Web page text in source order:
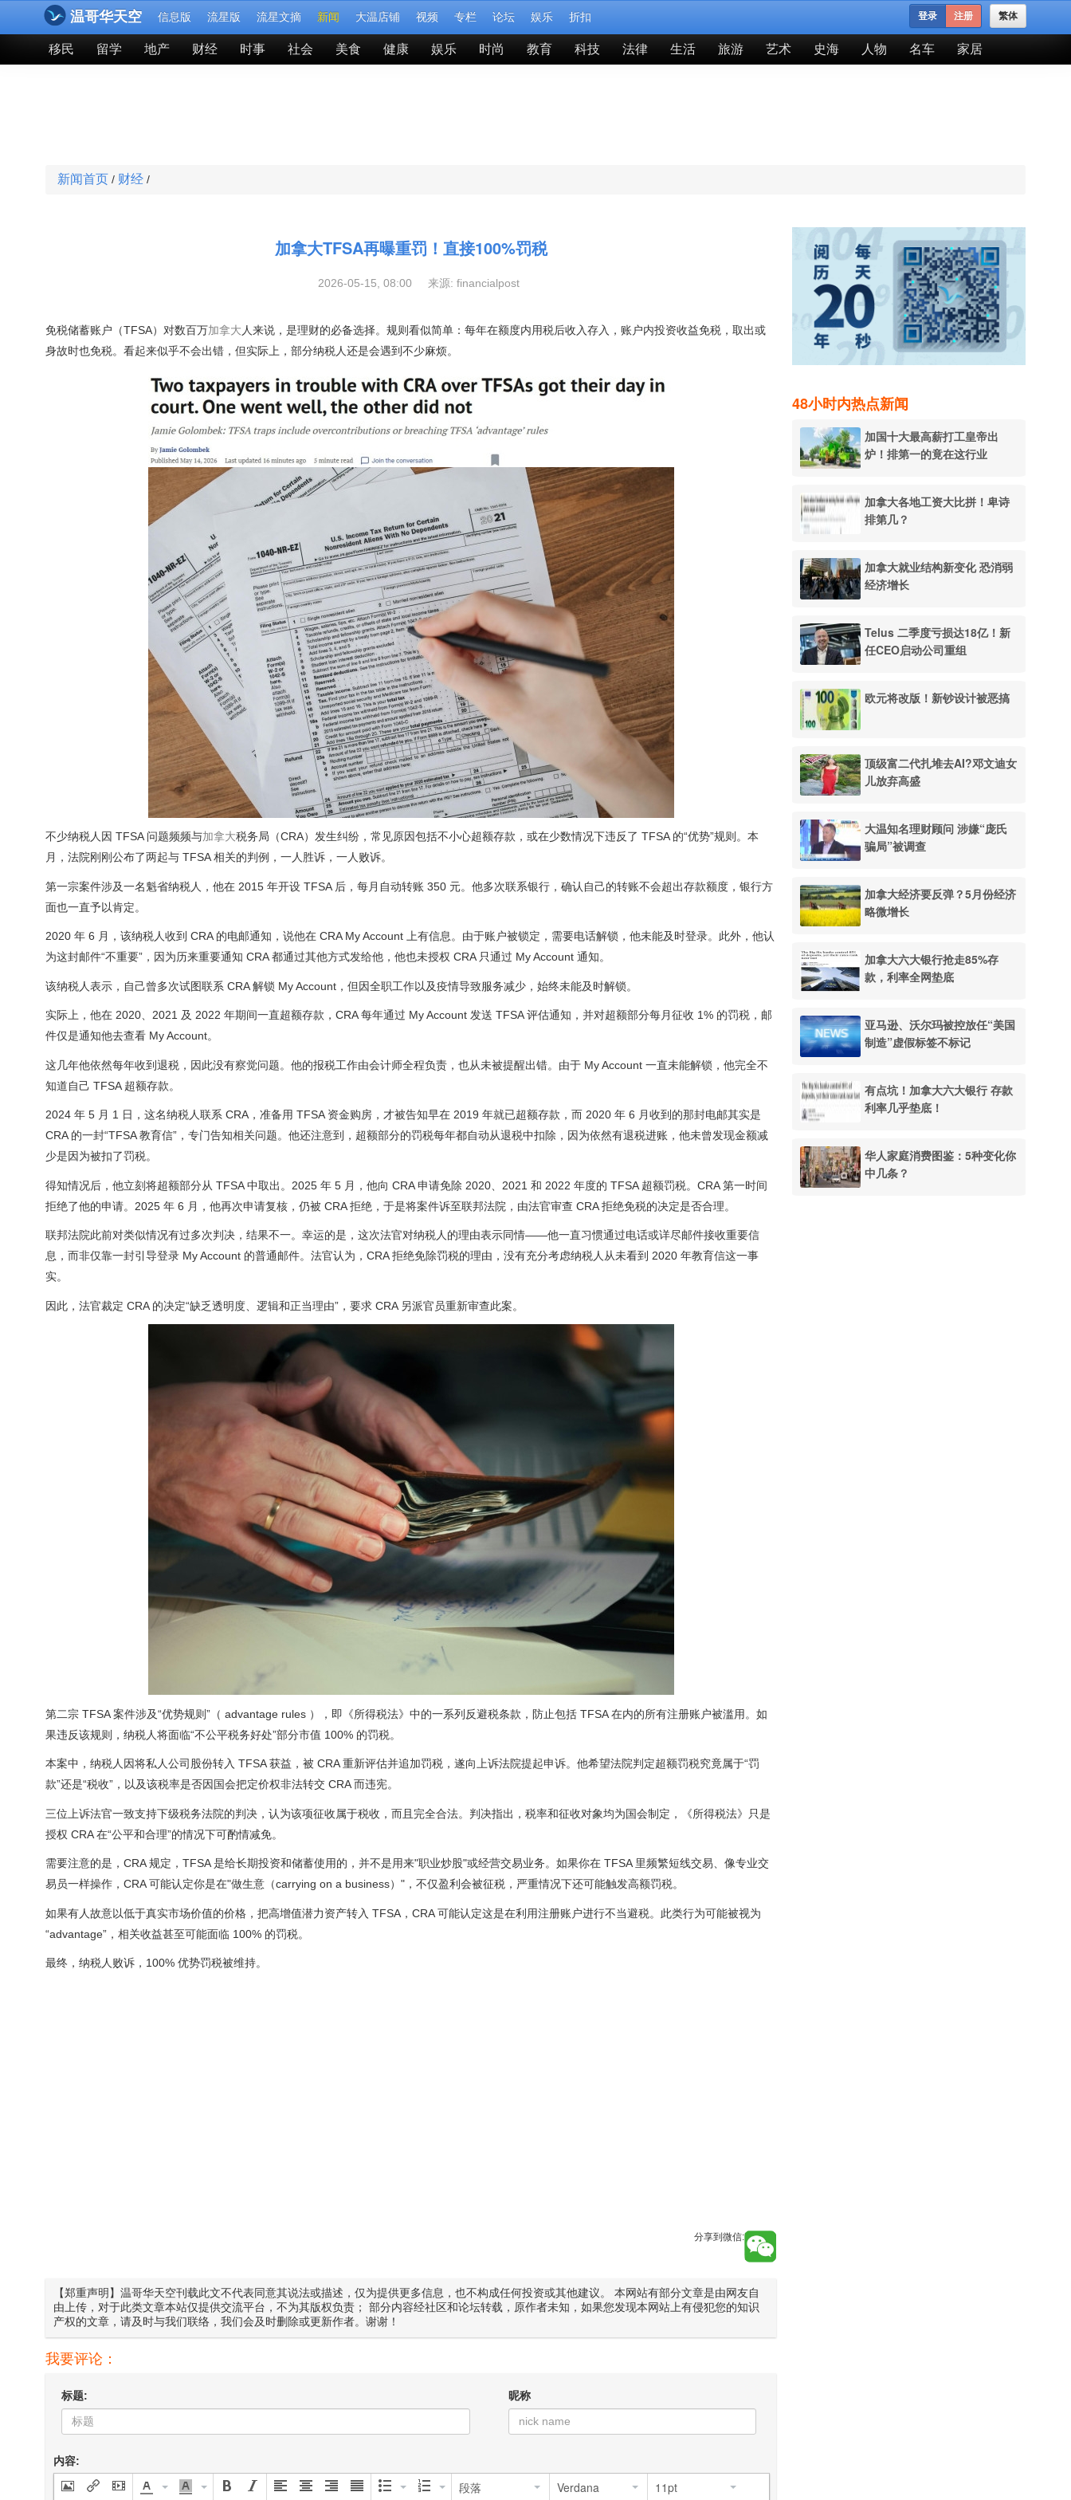
温哥华天空 信息版 流星版 流星文摘 新闻 大温店铺 视频 专栏 论坛 娱乐 折扣 繁体
登录 注册
移民 留学 地产 财经 时事 社会 美食 健康 娱乐 时尚 教育 科技 法律 生活 旅游 艺术 史海 人物 名车 家居
新闻首页 / 财经 /
加拿大TFSA再曝重罚！直接100%罚税
2026-05-15, 08:00 来源:financialpost
免税储蓄账户（TFSA）对数百万加拿大 人来说，是理财的必备选择。规则看似简单：每年在额度内用税后收入存入，账户内投资收益免税，取出或
身故时也免税。看起来似乎不会出错，但实际上，部分纳税人还是会遇到不少麻烦。
不少纳税人因 TFSA 问题频频与加拿大税务局（CRA）发生纠纷，常见原因包括不小心超额存款，或在少数情况下违反了 TFSA 的“优势”规则。本
月，法院刚刚公布了两起与 TFSA 相关的判例，一人胜诉，一人败诉。
第一宗案件涉及一名魁省纳税人，他在 2015 年开设 TFSA 后，每月自动转账 350 元。他多次联系银行，确认自己的转账不会超出存款额度，银行方
面也一直予以肯定。
2020 年 6 月，该纳税人收到 CRA 的电邮通知，说他在 CRA My Account 上有信息。由于账户被锁定，需要电话解锁，他未能及时登录。此外，他认
为这封邮件“不重要”，因为历来重要通知 CRA 都通过其他方式发给他，他也未授权 CRA 只通过 My Account 通知。
该纳税人表示，自己曾多次试图联系 CRA 解锁 My Account，但因全职工作以及疫情导致服务减少，始终未能及时解锁。
实际上，他在 2020、2021 及 2022 年期间一直超额存款，CRA 每年通过 My Account 发送 TFSA 评估通知，并对超额部分每月征收 1% 的罚税，邮
件仅是通知他去查看 My Account。
这几年他依然每年收到退税，因此没有察觉问题。他的报税工作由会计师全程负责，也从未被提醒出错。由于 My Account 一直未能解锁，他完全不
知道自己 TFSA 超额存款。
2024 年 5 月 1 日，这名纳税人联系 CRA，准备用 TFSA 资金购房，才被告知早在 2019 年就已超额存款，而 2020 年 6 月收到的那封电邮其实是
CRA 的一封“TFSA 教育信”，专门告知相关问题。他还注意到，超额部分的罚税每年都自动从退税中扣除，因为依然有退税进账，他未曾发现金额减
少是因为被扣了罚税。
得知情况后，他立刻将超额部分从 TFSA 中取出。2025 年 5 月，他向 CRA 申请免除 2020、2021 和 2022 年度的 TFSA 超额罚税。CRA 第一时间
拒绝了他的申请。2025 年 6 月，他再次申请复核，仍被 CRA 拒绝，于是将案件诉至联邦法院，由法官审查 CRA 拒绝免税的决定是否合理。
联邦法院此前对类似情况有过多次判决，结果不一。幸运的是，这次法官对纳税人的理由表示同情——他一直习惯通过电话或详尽邮件接收重要信
息，而非仅靠一封引导登录 My Account 的普通邮件。法官认为，CRA 拒绝免除罚税的理由，没有充分考虑纳税人从未看到 2020 年教育信这一事
实。
因此，法官裁定 CRA 的决定“缺乏透明度、逻辑和正当理由”，要求 CRA 另派官员重新审查此案。
第二宗 TFSA 案件涉及“优势规则”（ advantage rules ），即《所得税法》中的一系列反避税条款，防止包括 TFSA 在内的所有注册账户被滥用。如
果违反该规则，纳税人将面临“不公平税务好处”部分市值 100% 的罚税。
本案中，纳税人因将私人公司股份转入 TFSA 获益，被 CRA 重新评估并追加罚税，遂向上诉法院提起申诉。他希望法院判定超额罚税究竟属于“罚
款”还是“税收”，以及该税率是否因国会把定价权非法转交 CRA 而违宪。
三位上诉法官一致支持下级税务法院的判决，认为该项征收属于税收，而且完全合法。判决指出，税率和征收对象均为国会制定，《所得税法》只是
授权 CRA 在“公平和合理”的情况下可酌情减免。
需要注意的是，CRA 规定，TFSA 是给长期投资和储蓄使用的，并不是用来"职业炒股"或经营交易业务。如果你在 TFSA 里频繁短线交易、像专业交
易员一样操作，CRA 可能认定你是在"做生意（carrying on a business）"，不仅盈利会被征税，严重情况下还可能触发高额罚税。
如果有人故意以低于真实市场价值的价格，把高增值潜力资产转入 TFSA，CRA 可能认定这是在利用注册账户进行不当避税。此类行为可能被视为
“advantage”，相关收益甚至可能面临 100% 的罚税。
最终，纳税人败诉，100% 优势罚税被维持。
分享到微信:
【郑重声明】温哥华天空刊载此文不代表同意其说法或描述，仅为提供更多信息，也不构成任何投资或其他建议。 本网站有部分文章是由网友自
由上传，对于此类文章本站仅提供交流平台，不为其版权负责； 部分内容经社区和论坛转载，原作者未知，如果您发现本网站上有侵犯您的知识
产权的文章，请及时与我们联络，我们会及时删除或更新作者。谢谢！
我要评论：
标题: 昵称
内容:
段落 Verdana 11pt
48小时内热点新闻
加国十大最高薪打工皇帝出
炉！排第一的竟在这行业
加拿大各地工资大比拼！卑诗
排第几？
加拿大就业结构新变化 恐消弱
经济增长
Telus 二季度亏损达18亿！新
任CEO启动公司重组
欧元将改版！新钞设计被恶搞
顶级富二代扎堆去AI?邓文迪女
儿放弃高盛
大温知名理财顾问 涉嫌“庞氏
骗局”被调查
加拿大经济要反弹？5月份经济
略微增长
加拿大六大银行抢走85%存
款，利率全网垫底
亚马逊、沃尔玛被控放任“美国
制造”虚假标签不标记
有点坑！加拿大六大银行 存款
利率几乎垫底！
华人家庭消费图鉴：5种变化你
中几条？